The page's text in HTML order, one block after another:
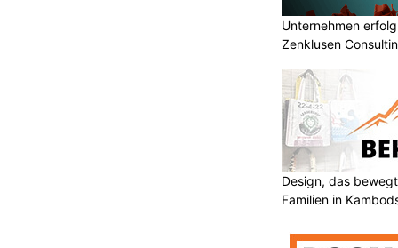
Unternehmen
Zenklusen
Design, das
Familien in